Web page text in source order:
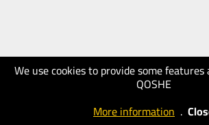
We use cookies to provide some features
QOSHE
More information .